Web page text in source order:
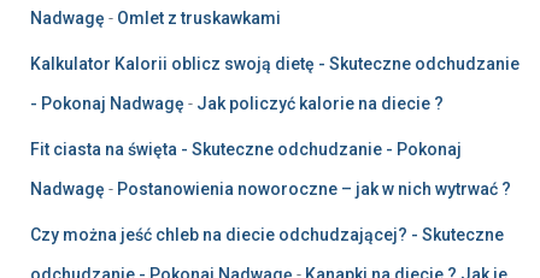
Nadwagę - Omlet z truskawkami
Kalkulator Kalorii oblicz swoją dietę - Skuteczne odchudzanie
- Pokonaj Nadwagę - Jak policzyć kalorie na diecie ?
Fit ciasta na święta - Skuteczne odchudzanie - Pokonaj
Nadwagę - Postanowienia noworoczne – jak w nich wytrwać ?
Czy można jeść chleb na diecie odchudzającej? - Skuteczne